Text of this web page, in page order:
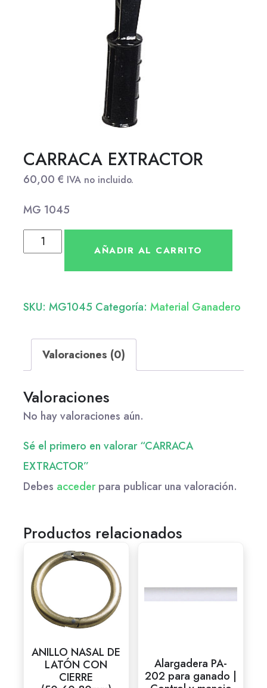
CARRACA EXTRACTOR
60,00 € IVA no incluido.
MG 1045
AÑADIR AL CARRITO
SKU: MG1045 Categoría: Material Ganadero
Valoraciones (0)
Valoraciones
No hay valoraciones aún.
Sé el primero en valorar “CARRACA
EXTRACTOR”
Debes accederpara publicar una valoración.
Productos relacionados
ANILLO NASAL DE
LATÓN CON
CIERRE
Alargadera PA-
202 para ganado |